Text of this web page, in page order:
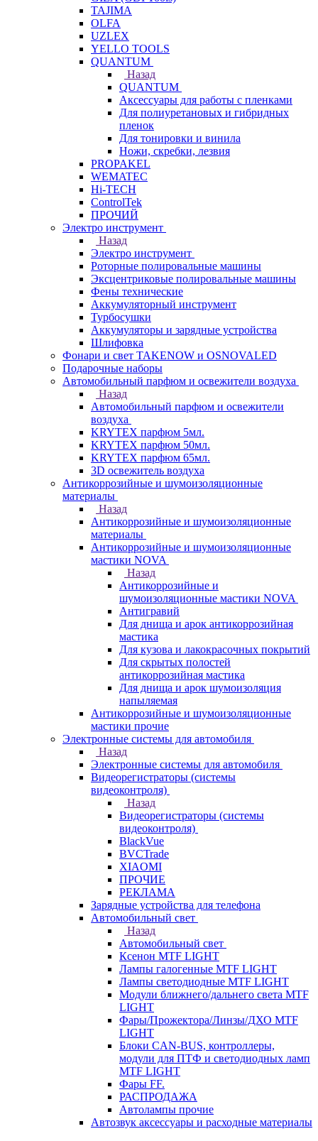
TAJIMA
OLFA
UZLEX
YELLO TOOLS
QUANTUM
Назад
QUANTUM
Аксессуары для работы с пленками
Для полиуретановых и гибридных
пленок
Для тонировки и винила
Ножи, скребки, лезвия
PROPAKEL
WEMATEC
Hi-TECH
ControlTek
ПРОЧИЙ
Электро инструмент
Назад
Электро инструмент
Роторные полировальные машины
Эксцентриковые полировальные машины
Фены технические
Аккумуляторный инструмент
Турбосушки
Аккумуляторы и зарядные устройства
Шлифовка
Фонари и свет TAKENOW и OSNOVALED
Подарочные наборы
Автомобильный парфюм и освежители воздуха
Назад
Автомобильный парфюм и освежители
воздуха
KRYTEX парфюм 5мл.
KRYTEX парфюм 50мл.
KRYTEX парфюм 65мл.
3D освежитель воздуха
Антикоррозийные и шумоизоляционные
материалы
Назад
Антикоррозийные и шумоизоляционные
материалы
Антикоррозийные и шумоизоляционные
мастики NOVA
Назад
Антикоррозийные и
шумоизоляционные мастики NOVA
Антигравий
Для днища и арок антикоррозийная
мастика
Для кузова и лакокрасочных покрытий
Для скрытых полостей
антикоррозийная мастика
Для днища и арок шумоизоляция
напыляемая
Антикоррозийные и шумоизоляционные
мастики прочие
Электронные системы для автомобиля
Назад
Электронные системы для автомобиля
Видеорегистраторы (системы
видеоконтроля)
Назад
Видеорегистраторы (системы
видеоконтроля)
BlackVue
BVCTrade
XIAOMI
ПРОЧИЕ
РЕКЛАМА
Зарядные устройства для телефона
Автомобильный свет
Назад
Автомобильный свет
Ксенон MTF LIGHT
Лампы галогенные MTF LIGHT
Лампы светодиодные MTF LIGHT
Модули ближнего/дальнего света MTF
LIGHT
Фары/Прожектора/Линзы/ДХО MTF
LIGHT
Блоки CAN-BUS, контроллеры,
модули для ПТФ и светодиодных ламп
MTF LIGHT
Фары FF.
РАСПРОДАЖА
Автолампы прочие
Автозвук аксессуары и расходные материалы